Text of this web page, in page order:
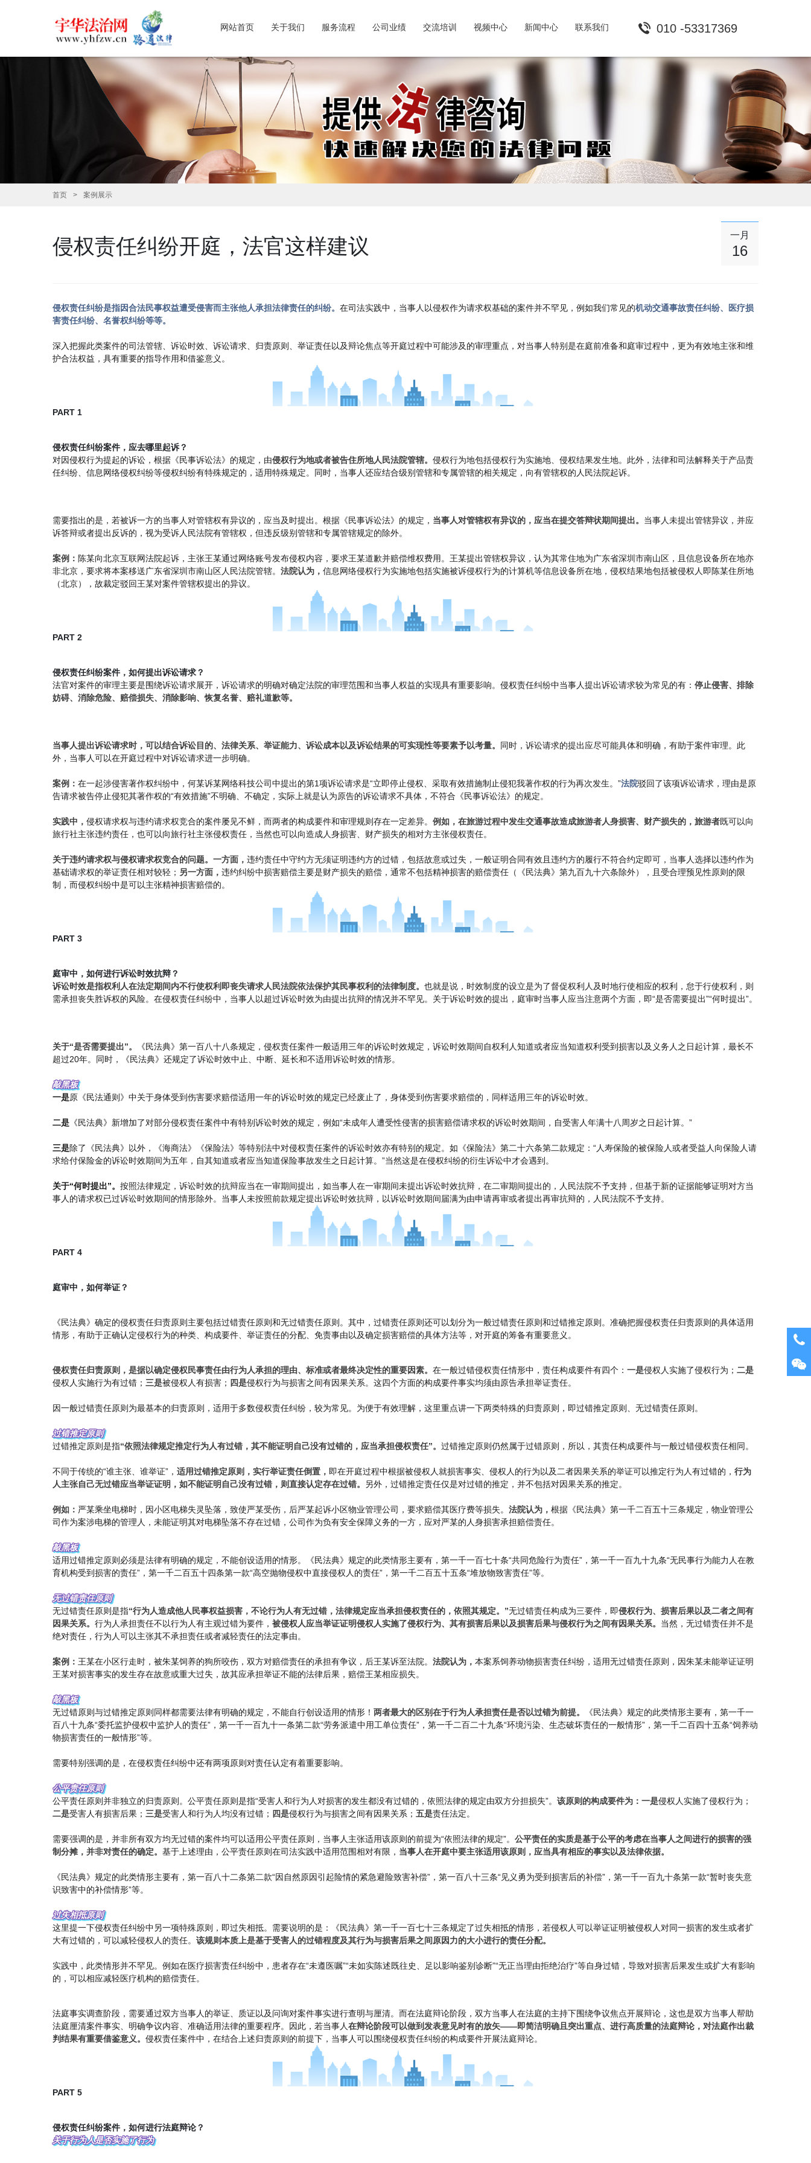
网站首页 关于我们 服务流程 公司业绩 交流培训 视频中心 新闻中心 联系我们 010 -53317369
首页 案例展示
侵权责任纠纷开庭，法官这样建议 一月
16
侵权责任纠纷是指因合法民事权益遭受侵害而主张他人承担法律责任的纠纷。 在司法实践中，当事人以侵权作为请求权基础的案件并不罕见，例如我们常见的机动交通事故责任纠纷、医疗损
害责任纠纷、名誉权纠纷等等。
深入把握此类案件的司法管辖、诉讼时效、诉讼请求、归责原则、举证责任以及辩论焦点等开庭过程中可能涉及的审理重点，对当事人特别是在庭前准备和庭审过程中，更为有效地主张和维
护合法权益，具有重要的指导作用和借鉴意义。
PART 1
侵权责任纠纷案件，应去哪里起诉？
对因侵权行为提起的诉讼，根据《民事诉讼法》的规定，由侵权行为地或者被告住所地人民法院管辖。 侵权行为地包括侵权行为实施地、侵权结果发生地。此外，法律和司法解释关于产品责
任纠纷、信息网络侵权纠纷等侵权纠纷有特殊规定的，适用特殊规定。同时，当事人还应结合级别管辖和专属管辖的相关规定，向有管辖权的人民法院起诉。
需要指出的是，若被诉一方的当事人对管辖权有异议的，应当及时提出。根据《民事诉讼法》的规定， 当事人对管辖权有异议的，应当在提交答辩状期间提出。 当事人未提出管辖异议，并应
诉答辩或者提出反诉的，视为受诉人民法院有管辖权，但违反级别管辖和专属管辖规定的除外。
案例： 陈某向北京互联网法院起诉，主张王某通过网络账号发布侵权内容，要求王某道歉并赔偿维权费用。王某提出管辖权异议，认为其常住地为广东省深圳市南山区，且信息设备所在地亦
非北京，要求将本案移送广东省深圳市南山区人民法院管辖。 法院认为， 信息网络侵权行为实施地包括实施被诉侵权行为的计算机等信息设备所在地，侵权结果地包括被侵权人即陈某住所地
（北京），故裁定驳回王某对案件管辖权提出的异议。
PART 2
侵权责任纠纷案件，如何提出诉讼请求？
法官对案件的审理主要是围绕诉讼请求展开，诉讼请求的明确对确定法院的审理范围和当事人权益的实现具有重要影响。侵权责任纠纷中当事人提出诉讼请求较为常见的有： 停止侵害、排除
妨碍、消除危险、赔偿损失、消除影响、恢复名誉、赔礼道歉等。
当事人提出诉讼请求时，可以结合诉讼目的、法律关系、举证能力、诉讼成本以及诉讼结果的可实现性等要素予以考量。 同时，诉讼请求的提出应尽可能具体和明确，有助于案件审理。此
外，当事人可以在开庭过程中对诉讼请求进一步明确。
案例： 在一起涉侵害著作权纠纷中，何某诉某网络科技公司中提出的第1项诉讼请求是“立即停止侵权、采取有效措施制止侵犯我著作权的行为再次发生。”法院驳回了该项诉讼请求，理由是原
告请求被告停止侵犯其著作权的“有效措施”不明确、不确定，实际上就是认为原告的诉讼请求不具体，不符合《民事诉讼法》的规定。
实践中， 侵权请求权与违约请求权竞合的案件屡见不鲜，而两者的构成要件和审理规则存在一定差异。 例如，在旅游过程中发生交通事故造成旅游者人身损害、财产损失的，旅游者既可以向
旅行社主张违约责任，也可以向旅行社主张侵权责任，当然也可以向造成人身损害、财产损失的相对方主张侵权责任。
关于违约请求权与侵权请求权竞合的问题。一方面， 违约责任中守约方无须证明违约方的过错，包括故意或过失，一般证明合同有效且违约方的履行不符合约定即可，当事人选择以违约作为
基础请求权的举证责任相对较轻； 另一方面， 违约纠纷中损害赔偿主要是财产损失的赔偿，通常不包括精神损害的赔偿责任（《民法典》第九百九十六条除外），且受合理预见性原则的限
制，而侵权纠纷中是可以主张精神损害赔偿的。
PART 3
庭审中，如何进行诉讼时效抗辩？
诉讼时效是指权利人在法定期间内不行使权利即丧失请求人民法院依法保护其民事权利的法律制度。 也就是说，时效制度的设立是为了督促权利人及时地行使相应的权利，怠于行使权利，则
需承担丧失胜诉权的风险。在侵权责任纠纷中，当事人以超过诉讼时效为由提出抗辩的情况并不罕见。关于诉讼时效的提出，庭审时当事人应当注意两个方面，即“是否需要提出”“何时提出”。
关于“是否需要提出”。
《民法典》第一百八十八条规定，侵权责任案件一般适用三年的诉讼时效规定，诉讼时效期间自权利人知道或者应当知道权利受到损害以及义务人之日起计算，最长不
超过20年。同时，《民法典》还规定了诉讼时效中止、中断、延长和不适用诉讼时效的情形。
敲黑板
一是原《民法通则》中关于身体受到伤害要求赔偿适用一年的诉讼时效的规定已经废止了，身体受到伤害要求赔偿的，同样适用三年的诉讼时效。
二是 《民法典》新增加了对部分侵权责任案件中有特别诉讼时效的规定，例如“未成年人遭受性侵害的损害赔偿请求权的诉讼时效期间，自受害人年满十八周岁之日起计算。”
三是除了《民法典》以外，《海商法》《保险法》等特别法中对侵权责任案件的诉讼时效亦有特别的规定。如《保险法》第二十六条第二款规定：“人寿保险的被保险人或者受益人向保险人请
求给付保险金的诉讼时效期间为五年，自其知道或者应当知道保险事故发生之日起计算。”当然这是在侵权纠纷的衍生诉讼中才会遇到。
关于“何时提出”。 按照法律规定，诉讼时效的抗辩应当在一审期间提出，如当事人在一审期间未提出诉讼时效抗辩，在二审期间提出的，人民法院不予支持，但基于新的证据能够证明对方当
事人的请求权已过诉讼时效期间的情形除外。当事人未按照前款规定提出诉讼时效抗辩，以诉讼时效期间届满为由申请再审或者提出再审抗辩的，人民法院不予支持。
PART 4
庭审中，如何举证？
《民法典》确定的侵权责任归责原则主要包括过错责任原则和无过错责任原则。其中，过错责任原则还可以划分为一般过错责任原则和过错推定原则。准确把握侵权责任归责原则的具体适用
情形，有助于正确认定侵权行为的种类、构成要件、举证责任的分配、免责事由以及确定损害赔偿的具体方法等，对开庭的筹备有重要意义。
侵权责任归责原则，是据以确定侵权民事责任由行为人承担的理由、标准或者最终决定性的重要因素。 在一般过错侵权责任情形中，责任构成要件有四个： 一是侵权人实施了侵权行为； 二是
侵权人实施行为有过错； 三是被侵权人有损害； 四是侵权行为与损害之间有因果关系。这四个方面的构成要件事实均须由原告承担举证责任。
因一般过错责任原则为最基本的归责原则，适用于多数侵权责任纠纷，较为常见。为便于有效理解，这里重点讲一下两类特殊的归责原则，即过错推定原则、无过错责任原则。
过错推定原则
过错推定原则是指“依照法律规定推定行为人有过错，其不能证明自己没有过错的，应当承担侵权责任”。 过错推定原则仍然属于过错原则，所以，其责任构成要件与一般过错侵权责任相同。
不同于传统的“谁主张、谁举证”， 适用过错推定原则，实行举证责任倒置， 即在开庭过程中根据被侵权人就损害事实、侵权人的行为以及二者因果关系的举证可以推定行为人有过错的， 行为
人主张自己无过错应当举证证明，如不能证明自己没有过错，则直接认定存在过错。
另外，过错推定责任仅是对过错的推定，并不包括对因果关系的推定。
例如： 严某乘坐电梯时，因小区电梯失灵坠落，致使严某受伤，后严某起诉小区物业管理公司，要求赔偿其医疗费等损失。 法院认为， 根据《民法典》第一千二百五十三条规定，物业管理公
司作为案涉电梯的管理人，未能证明其对电梯坠落不存在过错，公司作为负有安全保障义务的一方，应对严某的人身损害承担赔偿责任。
敲黑板
适用过错推定原则必须是法律有明确的规定，不能创设适用的情形。《民法典》规定的此类情形主要有，第一千一百七十条“共同危险行为责任”，第一千一百九十九条“无民事行为能力人在教
育机构受到损害的责任”，第一千二百五十四条第一款“高空抛物侵权中直接侵权人的责任”，第一千二百五十五条“堆放物致害责任”等。
无过错责任原则
无过错责任原则是指“行为人造成他人民事权益损害，不论行为人有无过错，法律规定应当承担侵权责任的，依照其规定。”无过错责任构成为三要件，即侵权行为、损害后果以及二者之间有
因果关系。 行为人承担责任不以行为人有主观过错为要件， 被侵权人应当举证证明侵权人实施了侵权行为、其有损害后果以及损害后果与侵权行为之间有因果关系。 当然，无过错责任并不是
绝对责任，行为人可以主张其不承担责任或者减轻责任的法定事由。
案例： 王某在小区行走时，被朱某饲养的狗所咬伤，双方对赔偿责任的承担有争议，后王某诉至法院。 法院认为， 本案系饲养动物损害责任纠纷，适用无过错责任原则，因朱某未能举证证明
王某对损害事实的发生存在故意或重大过失，故其应承担举证不能的法律后果，赔偿王某相应损失。
敲黑板
无过错原则与过错推定原则同样都需要法律有明确的规定，不能自行创设适用的情形！ 两者最大的区别在于行为人承担责任是否以过错为前提。
《民法典》规定的此类情形主要有，第一千一
百八十九条“委托监护侵权中监护人的责任”，第一千一百九十一条第二款“劳务派遣中用工单位责任”，第一千二百二十九条“环境污染、生态破坏责任的一般情形”，第一千二百四十五条“饲养动
物损害责任的一般情形”等。
需要特别强调的是，在侵权责任纠纷中还有两项原则对责任认定有着重要影响。
公平责任原则
公平责任原则并非独立的归责原则。公平责任原则是指“受害人和行为人对损害的发生都没有过错的，依照法律的规定由双方分担损失”。 该原则的构成要件为：一是侵权人实施了侵权行为；
二是受害人有损害后果； 三是受害人和行为人均没有过错； 四是侵权行为与损害之间有因果关系； 五是责任法定。
需要强调的是，并非所有双方均无过错的案件均可以适用公平责任原则，当事人主张适用该原则的前提为“依照法律的规定”。 公平责任的实质是基于公平的考虑在当事人之间进行的损害的强
制分摊，并非对责任的确定。 基于上述理由，公平责任原则在司法实践中适用范围相对有限， 当事人在开庭中要主张适用该原则，应当具有相应的事实以及法律依据。
《民法典》规定的此类情形主要有，第一百八十二条第二款“因自然原因引起险情的紧急避险致害补偿”，第一百八十三条“见义勇为受到损害后的补偿”，第一千一百九十条第一款“暂时丧失意
识致害中的补偿情形”等。
过失相抵原则
这里提一下侵权责任纠纷中另一项特殊原则，即过失相抵。需要说明的是：《民法典》第一千一百七十三条规定了过失相抵的情形，若侵权人可以举证证明被侵权人对同一损害的发生或者扩
大有过错的，可以减轻侵权人的责任。 该规则本质上是基于受害人的过错程度及其行为与损害后果之间原因力的大小进行的责任分配。
实践中，此类情形并不罕见。例如在医疗损害责任纠纷中，患者存在“未遵医嘱”“未如实陈述既往史、足以影响鉴别诊断”“无正当理由拒绝治疗”等自身过错，导致对损害后果发生或扩大有影响
的，可以相应减轻医疗机构的赔偿责任。
法庭事实调查阶段，需要通过双方当事人的举证、质证以及问询对案件事实进行查明与厘清。而在法庭辩论阶段，双方当事人在法庭的主持下围绕争议焦点开展辩论，这也是双方当事人帮助
法庭厘清案件事实、明确争议内容、准确适用法律的重要程序。因此，若当事人在辩论阶段可以做到发表意见时有的放矢——即简洁明确且突出重点、进行高质量的法庭辩论，对法庭作出裁
判结果有重要借鉴意义。 侵权责任案件中，在结合上述归责原则的前提下，当事人可以围绕侵权责任纠纷的构成要件开展法庭辩论。
PART 5
侵权责任纠纷案件，如何进行法庭辩论？
关于行为人是否实施了行为